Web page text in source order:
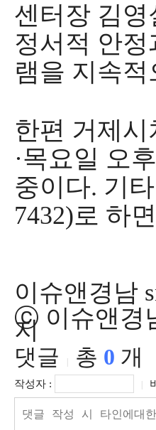
센터장 김영
정서적 안
램을 지속
한편 거제
·목요일 오
중이다. 기
7432)로 하
이슈앤경남
ⓒ 이슈앤경
지
댓글 총 0 개
작성자 :